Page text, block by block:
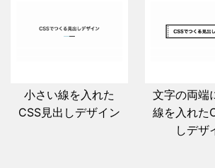
小さい線を入れた
CSS見出しデザイン
文字の両端
線を入れた
しデザ